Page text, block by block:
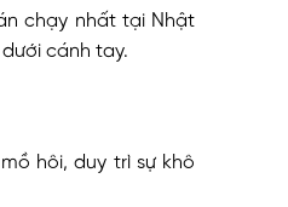
chạy nhất tại Nhật
cánh tay.
hôi, duy trì sự khô